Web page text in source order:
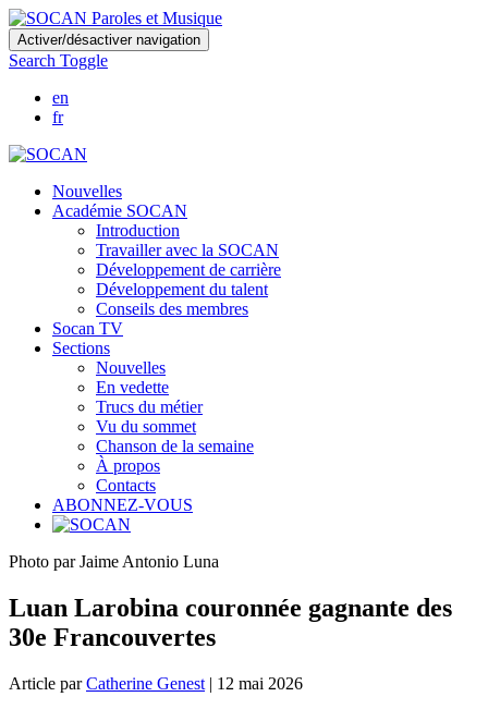
Skip
to
main
content
Activer/désactiver navigation
Search Toggle
en
fr
Nouvelles
Académie SOCAN
Introduction
Travailler avec la SOCAN
Développement de carrière
Développement du talent
Conseils des membres
Socan TV
Sections
Nouvelles
En vedette
Trucs du métier
Vu du sommet
Chanson de la semaine
À propos
Contacts
ABONNEZ-VOUS
Photo par Jaime Antonio Luna
Luan Larobina couronnée gagnante des
30e Francouvertes
Article parCatherine Genest | 12 mai 2026